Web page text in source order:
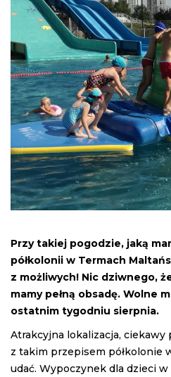
Przy takiej pogodzie, jaką
półkolonii w Termach
z możliwych! Nic dziwnego,
mamy pełną obsadę. Wolne
ostatnim tygodniu sierpnia.
Atrakcyjna lokalizacja, ciekawy
z takim przepisem półkolonie
udać. Wypoczynek dla dzieci